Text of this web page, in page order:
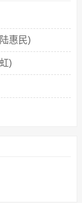
惠民)
)